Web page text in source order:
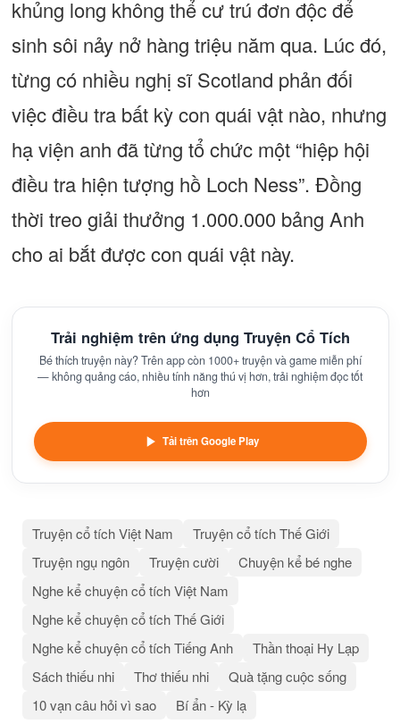
khủng long không thể cư trú đơn độc để
sinh sôi nảy nở hàng triệu năm qua. Lúc đó,
từng có nhiều nghị sĩ Scotland phản đối
việc điều tra bất kỳ con quái vật nào, nhưng
hạ viện anh đã từng tổ chức một “hiệp hội
điều tra hiện tượng hồ Loch Ness”. Đồng
thời treo giải thưởng 1.000.000 bảng Anh
cho ai bắt được con quái vật này.
Trải nghiệm trên ứng dụng Truyện Cổ Tích
Bé thích truyện này? Trên app còn 1000+ truyện và game miễn phí
— không quảng cáo, nhiều tính năng thú vị hơn, trải nghiệm đọc tốt
hơn
Tải trên Google Play
Truyện cổ tích Việt Nam
Truyện cổ tích Thế Giới
Truyện ngụ ngôn
Truyện cười
Chuyện kể bé nghe
Nghe kể chuyện cổ tích Việt Nam
Nghe kể chuyện cổ tích Thế Giới
Nghe kể chuyện cổ tích Tiếng Anh
Thần thoại Hy Lạp
Sách thiếu nhi
Thơ thiếu nhi
Quà tặng cuộc sống
10 vạn câu hỏi vì sao
Bí ẩn - Kỳ lạ